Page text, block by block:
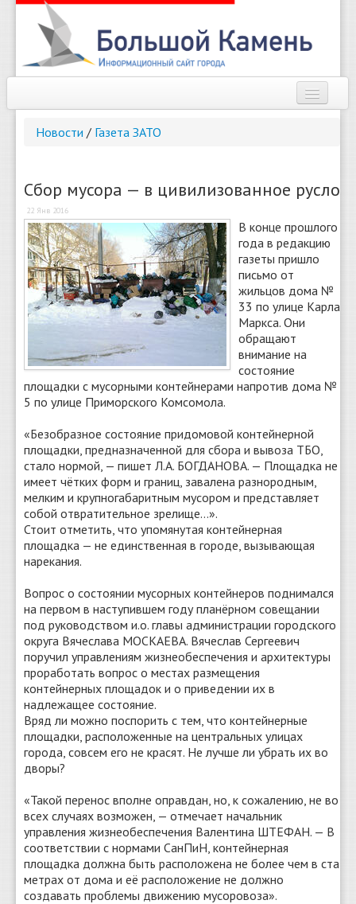
Новости
Справочник
Погода
О сайте
Найти
Новости / Газета ЗАТО
Сбор мусора — в цивилизованное русло
22 Янв 2016
В конце прошлого
года в редакцию
газеты пришло
письмо от
жильцов дома №
33 по улице Карла
Маркса. Они
обращают
внимание на
состояние
площадки с мусорными контейнерами напротив дома №
5 по улице Приморского Комсомола.
«Безобразное состояние придомовой контейнерной
площадки, предназначенной для сбора и вывоза ТБО,
стало нормой, — пишет Л.А. БОГДАНОВА. — Площадка не
имеет чётких форм и границ, завалена разнородным,
мелким и крупногабаритным мусором и представляет
собой отвратительное зрелище…».
Стоит отметить, что упомянутая контейнерная
площадка — не единственная в городе, вызывающая
нарекания.
Вопрос о состоянии мусорных контейнеров поднимался
на первом в наступившем году планёрном совещании
под руководством и.о. главы администрации городского
округа Вячеслава МОСКАЕВА. Вячеслав Сергеевич
поручил управлениям жизнеобеспечения и архитектуры
проработать вопрос о местах размещения
контейнерных площадок и о приведении их в
надлежащее состояние.
Вряд ли можно поспорить с тем, что контейнерные
площадки, расположенные на центральных улицах
города, совсем его не красят. Не лучше ли убрать их во
дворы?
«Такой перенос вполне оправдан, но, к сожалению, не во
всех случаях возможен, — отмечает начальник
управления жизнеобеспечения Валентина ШТЕФАН. — В
соответствии с нормами СанПиН, контейнерная
площадка должна быть расположена не более чем в ста
метрах от дома и её расположение не должно
создавать проблемы движению мусоровоза».